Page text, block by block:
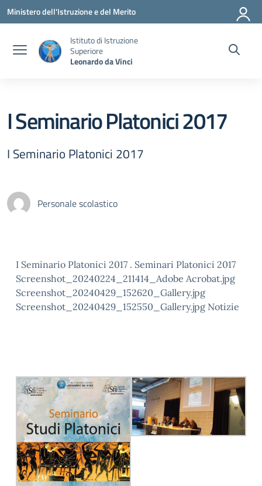
Vai ai contenuti
Vai al menu di navigazione
Vai al footer
Ministero dell'Istruzione e del Merito
Istituto di Istruzione
Superiore
Leonardo da Vinci
I Seminario Platonici 2017
I Seminario Platonici 2017
Personale scolastico
I Seminario Platonici 2017 . Seminari Platonici 2017
Screenshot_20240224_211414_Adobe Acrobat.jpg
Screenshot_20240429_152620_Gallery.jpg
Screenshot_20240429_152550_Gallery.jpg Notizie